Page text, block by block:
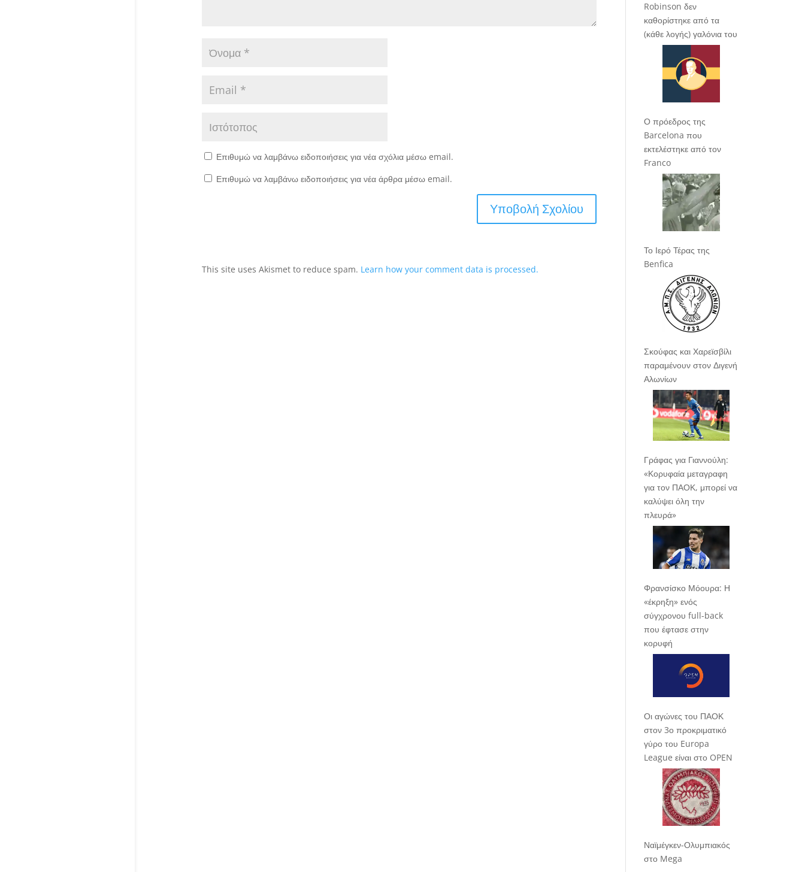
Επιθυμώ να λαμβάνω ειδοποιήσεις για νέα σχόλια μέσω email.
Επιθυμώ να λαμβάνω ειδοποιήσεις για νέα άρθρα μέσω email.
This site uses Akismet to reduce spam. Learn how your comment data is processed.
Robinson δεν
καθορίστηκε από τα
(κάθε λογής) γαλόνια του
Ο πρόεδρος της
Barcelona που
εκτελέστηκε από τον
Franco
Το Ιερό Τέρας της
Benfica
Σκούφας και Χαρεϊσβίλι
παραμένουν στον Διγενή
Αλωνίων
Γράφας για Γιαννούλη:
«Κορυφαία μεταγραφη
για τον ΠΑΟΚ, μπορεί να
καλύψει όλη την
πλευρά»
Φρανσίσκο Μόουρα: Η
«έκρηξη» ενός
σύγχρονου full-back
που έφτασε στην
κορυφή
Οι αγώνες του ΠΑΟΚ
στον 3ο προκριματικό
γύρο του Europa
League είναι στο OPEN
Ναϊμέγκεν-Ολυμπιακός
στο Mega